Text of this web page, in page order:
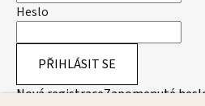
Heslo
PŘIHLÁSIT SE
Nová registraceZapomenuté